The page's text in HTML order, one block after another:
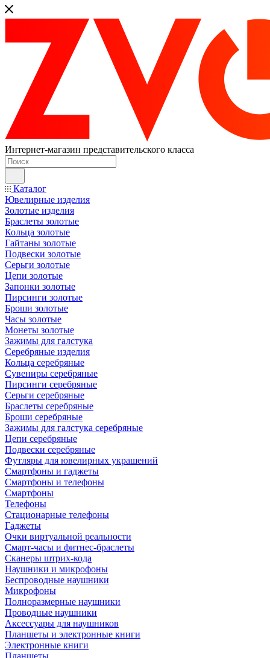
Интернет-магазин представительского класса
Каталог
Ювелирные изделия
Золотые изделия
Браслеты золотые
Кольца золотые
Гайтаны золотые
Подвески золотые
Серьги золотые
Цепи золотые
Запонки золотые
Пирсинги золотые
Броши золотые
Часы золотые
Монеты золотые
Зажимы для галстука
Серебряные изделия
Кольца серебряные
Сувениры серебряные
Пирсинги серебряные
Серьги серебряные
Браслеты серебряные
Броши серебряные
Зажимы для галстука серебряные
Цепи серебряные
Подвески серебряные
Футляры для ювелирных украшений
Смартфоны и гаджеты
Смартфоны и телефоны
Смартфоны
Телефоны
Стационарные телефоны
Гаджеты
Очки виртуальной реальности
Смарт-часы и фитнес-браслеты
Сканеры штрих-кода
Наушники и микрофоны
Беспроводные наушники
Микрофоны
Полноразмерные наушники
Проводные наушники
Аксессуары для наушников
Планшеты и электронные книги
Электронные книги
Планшеты